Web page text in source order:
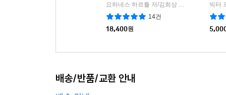
나무생각
14건
18,400원
빅터
배송/반품/교환 안내